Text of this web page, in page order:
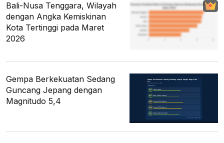
Bali-Nusa Tenggara, Wilayah
dengan Angka Kemiskinan
Kota Tertinggi pada Maret
2026
Gempa Berkekuatan Sedang
Guncang Jepang dengan
Magnitudo 5,4